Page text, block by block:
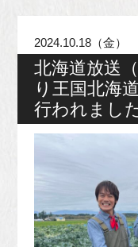
2024.10.18（金）
北海道放送
り王国北海
行われまし